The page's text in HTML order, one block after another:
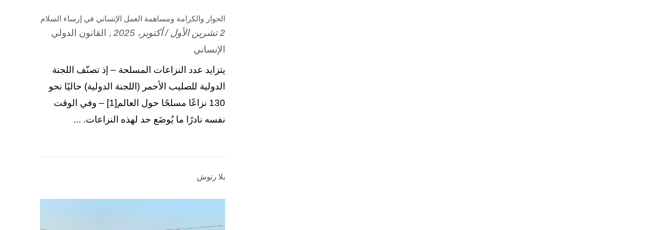
الحوار والكرامة ومساهمة العمل الإنساني في إرساء السلام
2 تشرين الأول / أكتوبر، 2025
, القانون الدولي
الإنساني
يتزايد عدد النزاعات المسلحة – إذ تصنّف اللجنة
الدولية للصليب الأحمر (اللجنة الدولية) حاليًا نحو
130 نزاعًا مسلحًا حول العالم[1] – وفي الوقت
نفسه نادرًا ما يُوضَع حد لهذه النزاعات. ...
بلا رتوش